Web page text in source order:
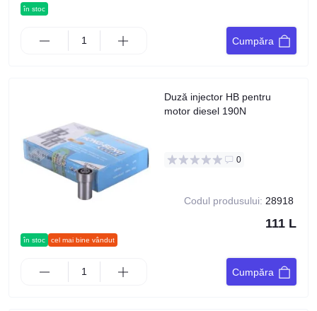
în stoc
Cumpăra
în stoc cel mai bine vândut
Duză injector HB pentru
motor diesel 190N
0
Codul produsului: 28918
111 L
Cumpăra